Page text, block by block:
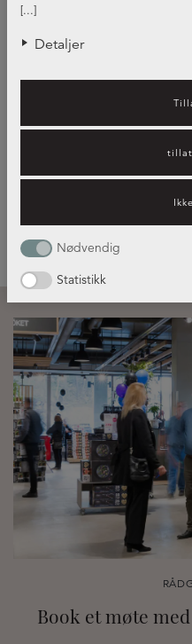
[...]
informasjon du har gjort
Detaljer
Nødvendig
Statistikk
kjøkken
Les
Book et møte